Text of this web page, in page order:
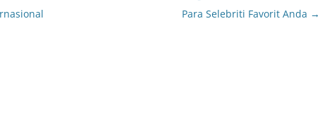
Para Selebriti Favorit Anda →